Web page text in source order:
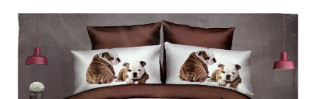
5
hvězdiček.